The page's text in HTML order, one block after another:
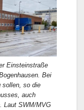
Einsteinstraße
Bei
sollen, so die
auch
Laut SWM/MVG